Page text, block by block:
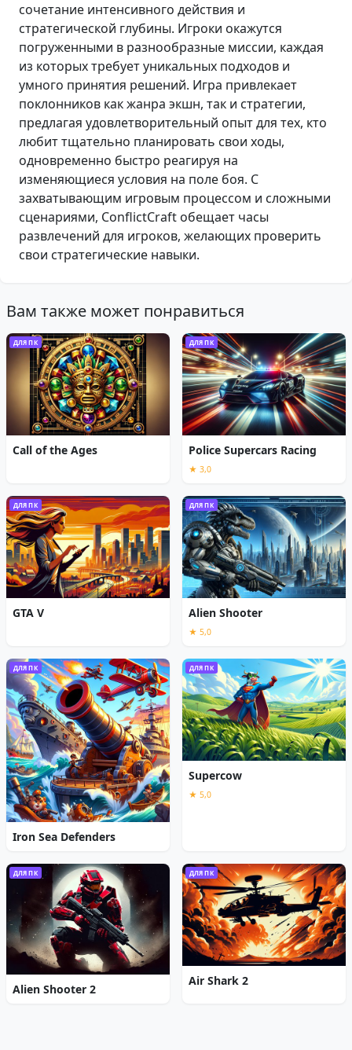
сочетание интенсивного действия и
стратегической глубины. Игроки окажутся
погруженными в разнообразные миссии, каждая
из которых требует уникальных подходов и
умного принятия решений. Игра привлекает
поклонников как жанра экшн, так и стратегии,
предлагая удовлетворительный опыт для тех, кто
любит тщательно планировать свои ходы,
одновременно быстро реагируя на
изменяющиеся условия на поле боя. С
захватывающим игровым процессом и сложными
сценариями, ConflictCraft обещает часы
развлечений для игроков, желающих проверить
свои стратегические навыки.
Вам также может понравиться
ДЛЯ ПК
Call of the Ages
ДЛЯ ПК
Police Supercars Racing
★ 3,0
ДЛЯ ПК
GTA V
ДЛЯ ПК
Alien Shooter
★ 5,0
ДЛЯ ПК
Iron Sea Defenders
ДЛЯ ПК
Supercow
★ 5,0
ДЛЯ ПК
Alien Shooter 2
ДЛЯ ПК
Air Shark 2